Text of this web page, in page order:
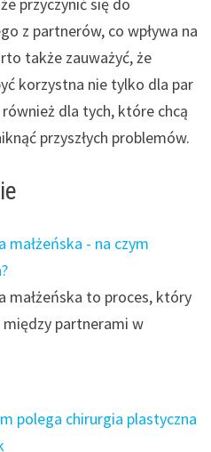
z partnerów, co wpływa na
także zauważyć, że
korzystna nie tylko dla par
dla tych, które chcą
przyszłych problemów.
małżeńska - na czym
małżeńska to proces, który
między partnerami w
polega chirurgia plastyczna